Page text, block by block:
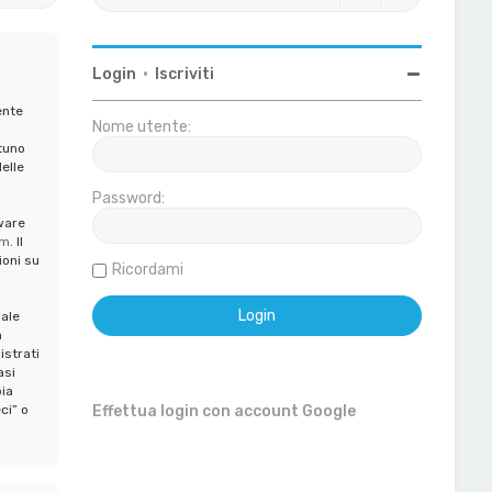
. Il
su
o
Login • Iscriviti
Nome utente:
Password:
Ricordami
Effettua login con account Google